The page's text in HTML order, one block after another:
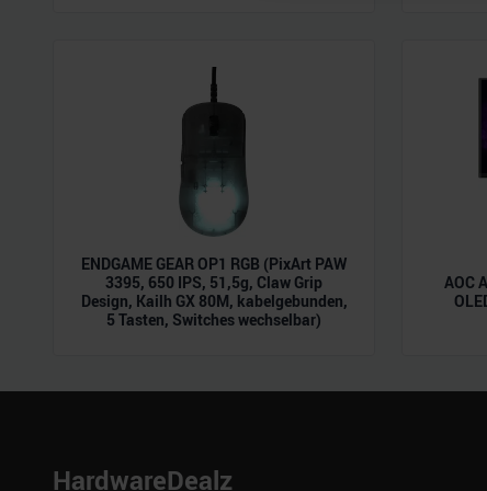
ENDGAME GEAR OP1 RGB (PixArt PAW
3395, 650 IPS, 51,5g, Claw Grip
Design, Kailh GX 80M, kabelgebunden,
5 Tasten, Switches wechselbar)
AOC
HardwareDealz